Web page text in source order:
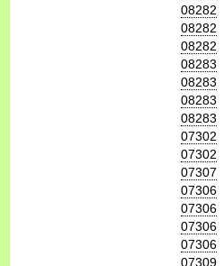
08282
08282
08282
08283
08283
08283
08283
07302
07302
07307
07306
07306
07306
07306
07309